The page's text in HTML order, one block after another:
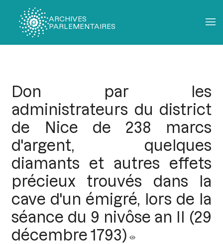
ARCHIVES
PARLEMENTAIRES
Don par les
administrateurs du district
de Nice de 238 marcs
d'argent, quelques
diamants et autres effets
précieux trouvés dans la
cave d'un émigré, lors de la
séance du 9 nivôse an II (29
décembre 1793)